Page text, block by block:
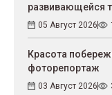
развивающейся
05 Август 2026
Красота
фоторепортаж
03 Август 2026